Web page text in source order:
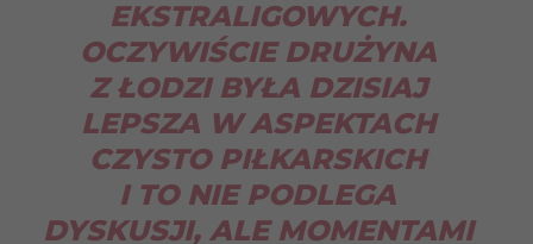
EKSTRALIGOWYCH.
OCZYWIŚCIE DRUŻYNA
Z ŁODZI BYŁA DZISIAJ
LEPSZA W ASPEKTACH
CZYSTO PIŁKARSKICH
I TO NIE PODLEGA
DYSKUSJI, ALE MOMENTAMI